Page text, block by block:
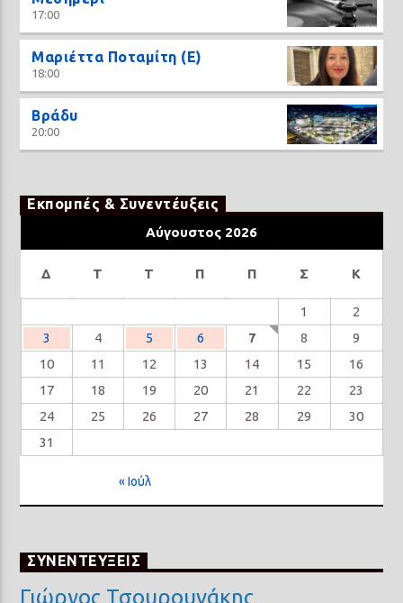
17:00
Μαριέττα Ποταμίτη (Ε)
18:00
Βράδυ
20:00
Εκπομπές & Συνεντέυξεις
Αύγουστος 2026
Δ Τ Τ Π Π Σ Κ
1
2
3
4 5 6 7 8
9
10
11 12 13 14 15
16
17
18 19 20 21 22
23
24
25 26 27 28 29
30
31
« Ιούλ
ΣΥΝΕΝΤΕΥΞΕΙΣ
Γιώργος Τσουρουνάκης